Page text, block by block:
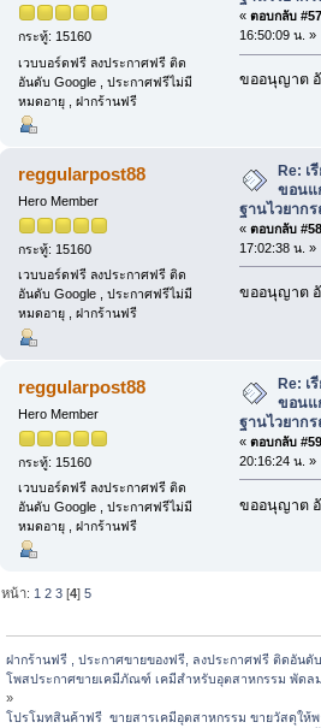
กระทู้: 15160
เวบบอร์ดฟรี ลงประกาศฟรี ติด
อันดับ Google , ประกาศฟรีไม่มี
หมดอายุ , ฝากร้านฟรี
« ตอบกลับ
16:50:09 น. »
ขออนุญาต
reggularpost88
Hero Member
กระทู้: 15160
เวบบอร์ดฟรี ลงประกาศฟรี ติด
อันดับ Google , ประกาศฟรีไม่มี
หมดอายุ , ฝากร้านฟรี
Re: เ
ขอนแ
ฐานไวยาก
« ตอบกลับ
17:02:38 น. »
ขออนุญาต
reggularpost88
Hero Member
กระทู้: 15160
เวบบอร์ดฟรี ลงประกาศฟรี ติด
อันดับ Google , ประกาศฟรีไม่มี
หมดอายุ , ฝากร้านฟรี
Re: เ
ขอนแ
ฐานไวยาก
« ตอบกลับ
20:16:24 น. »
ขออนุญาต
หน้า: 1 2 3 [4]5
ฝากร้านฟรี , ประกาศขายของฟรี, ลงประกาศฟรี ติดอันดั
โพสประกาศขายเคมีภัณฑ์ เคมีสำหรับอุตสาหกรรม พัดล
»
โปรโมทสินค้าฟรี  ขายสารเคมีอุตสาหกรรม ขายวัสดุให้พ